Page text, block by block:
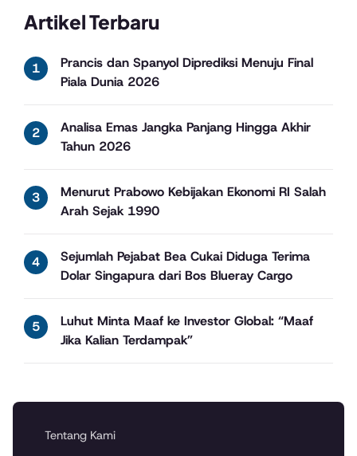
Artikel Terbaru
Prancis dan Spanyol Diprediksi Menuju Final
Piala Dunia 2026
Analisa Emas Jangka Panjang Hingga Akhir
Tahun 2026
Menurut Prabowo Kebijakan Ekonomi RI Salah
Arah Sejak 1990
Sejumlah Pejabat Bea Cukai Diduga Terima
Dolar Singapura dari Bos Blueray Cargo
Luhut Minta Maaf ke Investor Global: “Maaf
Jika Kalian Terdampak”
Tentang Kami